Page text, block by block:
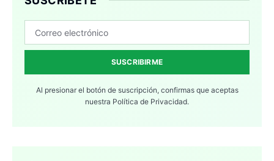
SUSCRIBIRME
Al presionar el botón de suscripción, confirmas que aceptas
nuestra Política de Privacidad.